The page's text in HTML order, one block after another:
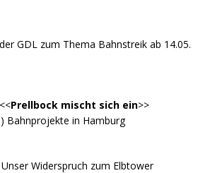
der GDL zum Thema Bahnstreik ab 14.05.
<<Prellbock mischt sich ein>>
Bahnprojekte in Hamburg
Widerspruch zum Elbtower